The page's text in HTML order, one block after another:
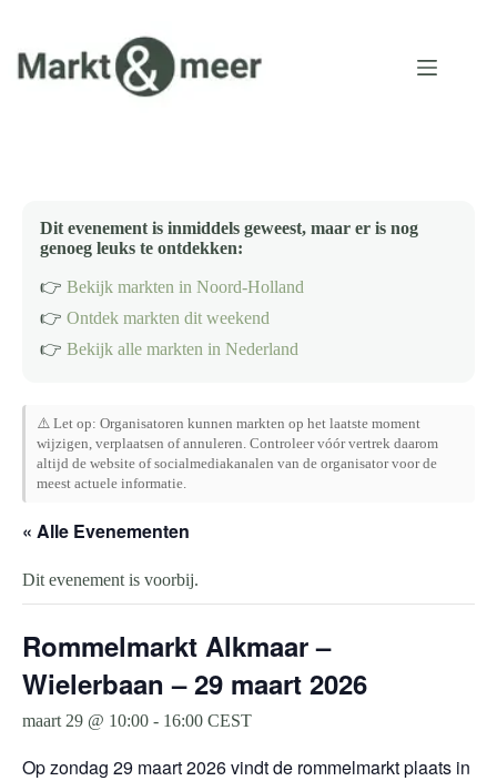
inhoud
Dit evenement is inmiddels geweest, maar er is nog
genoeg leuks te ontdekken:
👉 Bekijk markten in Noord-Holland
👉 Ontdek markten dit weekend
👉 Bekijk alle markten in Nederland
⚠️ Let op: Organisatoren kunnen markten op het laatste moment
wijzigen, verplaatsen of annuleren. Controleer vóór vertrek daarom
altijd de website of socialmediakanalen van de organisator voor de
meest actuele informatie.
« Alle Evenementen
Dit evenement is voorbij.
Rommelmarkt Alkmaar –
Wielerbaan – 29 maart 2026
maart 29 @ 10:00 - 16:00 CEST
Op zondag 29 maart 2026 vindt de rommelmarkt plaats in